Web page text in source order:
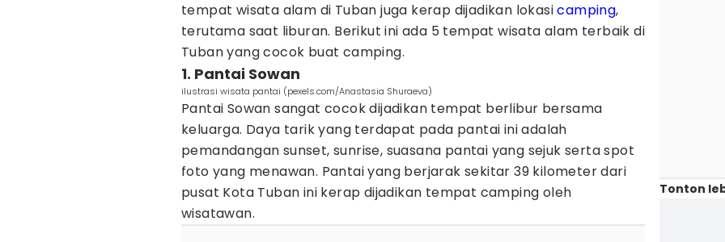
tempat wisata alam di Tuban juga kerap dijadikan lokasicamping,
terutama saat liburan. Berikut ini ada 5 tempat wisata alam terbaik di
Tuban yang cocok buat camping.
1. Pantai Sowan
ilustrasi wisata pantai (pexels.com/Anastasia Shuraeva)
Pantai Sowan sangat cocok dijadikan tempat berlibur bersama
keluarga. Daya tarik yang terdapat pada pantai ini adalah
pemandangan sunset, sunrise, suasana pantai yang sejuk serta spot
foto yang menawan. Pantai yang berjarak sekitar 39 kilometer dari
pusat Kota Tuban ini kerap dijadikan tempat camping oleh
wisatawan.
Tonton